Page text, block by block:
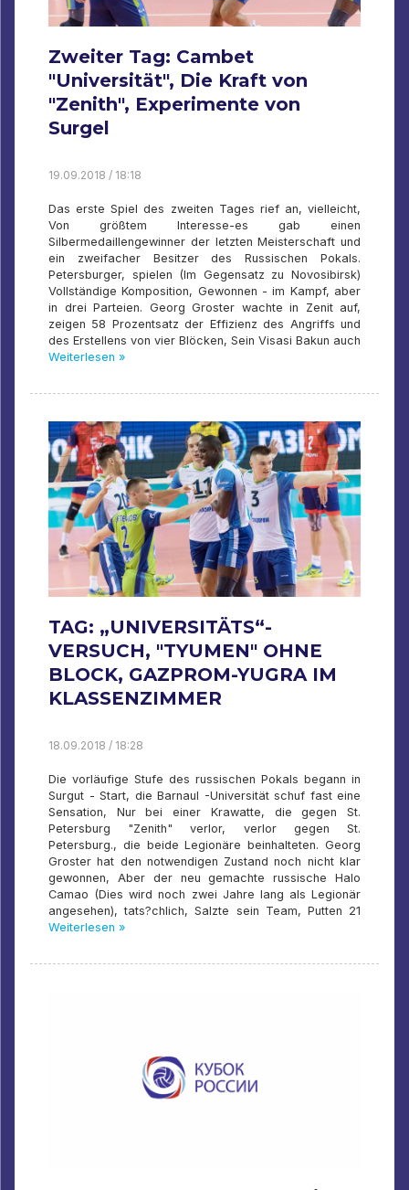
Zweiter Tag: Cambet
"Universität", Die Kraft von
"Zenith", Experimente von
Surgel
19.09.2018 / 18:18
Das erste Spiel des zweiten Tages rief an, vielleicht,
Von größtem Interesse-es gab einen
Silbermedaillengewinner der letzten Meisterschaft und
ein zweifacher Besitzer des Russischen Pokals.
Petersburger, spielen (Im Gegensatz zu Novosibirsk)
Vollständige Komposition, Gewonnen - im Kampf, aber
in drei Parteien. Georg Groster wachte in Zenit auf,
zeigen 58 Prozentsatz der Effizienz des Angriffs und
des Erstellens von vier Blöcken, Sein Visasi Bakun auch
Weiterlesen »
TAG: „UNIVERSITÄTS“-
VERSUCH, "TYUMEN" OHNE
BLOCK, GAZPROM-YUGRA IM
KLASSENZIMMER
18.09.2018 / 18:28
Die vorläufige Stufe des russischen Pokals begann in
Surgut - Start, die Barnaul -Universität schuf fast eine
Sensation, Nur bei einer Krawatte, die gegen St.
Petersburg "Zenith" verlor, verlor gegen St.
Petersburg., die beide Legionäre beinhalteten. Georg
Groster hat den notwendigen Zustand noch nicht klar
gewonnen, Aber der neu gemachte russische Halo
Camao (Dies wird noch zwei Jahre lang als Legionär
angesehen), tats?chlich, Salzte sein Team, Putten 21
Weiterlesen »